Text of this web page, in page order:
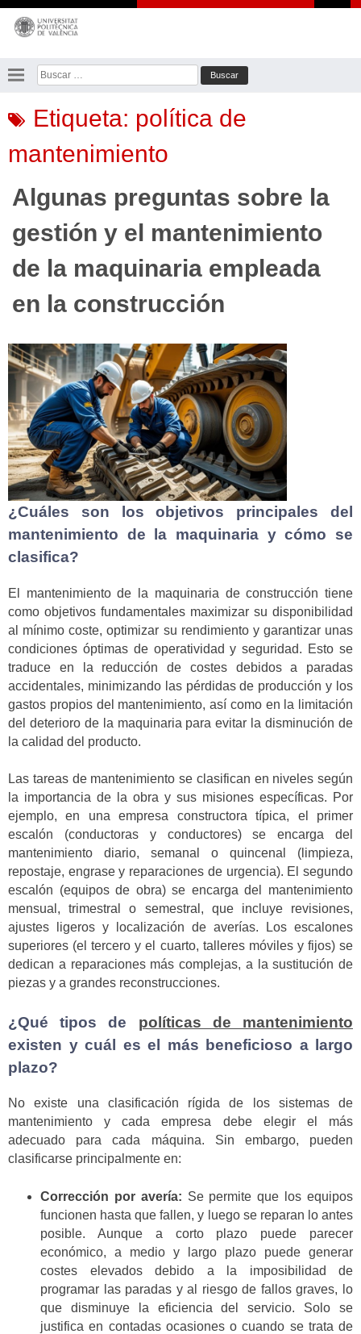
Saltar
contenido
Buscar:
Etiqueta: política de
mantenimiento
Algunas preguntas sobre la
gestión y el mantenimiento
de la maquinaria empleada
en la construcción
¿Cuáles son los objetivos principales del
mantenimiento de la maquinaria y cómo se
clasifica?
El mantenimiento de la maquinaria de construcción tiene
como objetivos fundamentales maximizar su disponibilidad
al mínimo coste, optimizar su rendimiento y garantizar unas
condiciones óptimas de operatividad y seguridad. Esto se
traduce en la reducción de costes debidos a paradas
accidentales, minimizando las pérdidas de producción y los
gastos propios del mantenimiento, así como en la limitación
del deterioro de la maquinaria para evitar la disminución de
la calidad del producto.
Las tareas de mantenimiento se clasifican en niveles según
la importancia de la obra y sus misiones específicas. Por
ejemplo, en una empresa constructora típica, el primer
escalón (conductoras y conductores) se encarga del
mantenimiento diario, semanal o quincenal (limpieza,
repostaje, engrase y reparaciones de urgencia). El segundo
escalón (equipos de obra) se encarga del mantenimiento
mensual, trimestral o semestral, que incluye revisiones,
ajustes ligeros y localización de averías. Los escalones
superiores (el tercero y el cuarto, talleres móviles y fijos) se
dedican a reparaciones más complejas, a la sustitución de
piezas y a grandes reconstrucciones.
¿Qué tipos de políticas de mantenimiento
existen y cuál es el más beneficioso a largo
plazo?
No existe una clasificación rígida de los sistemas de
mantenimiento y cada empresa debe elegir el más
adecuado para cada máquina. Sin embargo, pueden
clasificarse principalmente en:
Corrección por avería: Se permite que los equipos
funcionen hasta que fallen, y luego se reparan lo antes
posible. Aunque a corto plazo puede parecer
económico, a medio y largo plazo puede generar
costes elevados debido a la imposibilidad de
programar las paradas y al riesgo de fallos graves, lo
que disminuye la eficiencia del servicio. Solo se
justifica en contadas ocasiones o cuando se trata de